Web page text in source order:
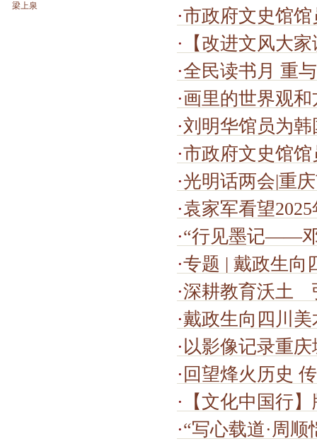
梁上泉
·市政府文史馆
· 【改进文风大
·全民读书月 重
·画里的世界观和
·刘明华馆员为
·市政府文史馆
·光明话两会|重庆市政府
·袁家军看望2025年度“
·“行见墨记——邓
·专题 | 戴政生向
·深耕教育沃土
·戴政生向四川
·以影像记录重庆城市
· 回望烽火历史 传承
· 【文化中国行
·“写心载道·周